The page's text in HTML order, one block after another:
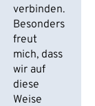
verbinden.
Besonders
freut
mich, dass
wir auf
diese
Weise